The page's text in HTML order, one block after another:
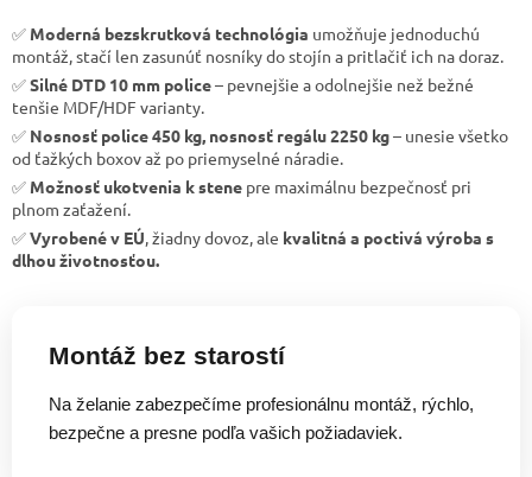
✅ Moderná bezskrutková technológia umožňuje jednoduchú
montáž, stačí len zasunúť nosníky do stojín a pritlačiť ich na doraz.
✅Silné DTD 10 mm police– pevnejšie a odolnejšie než bežné
tenšie MDF/HDF varianty.
✅ Nosnosť police 450 kg, nosnosť regálu 2250 kg– unesie všetko
od ťažkých boxov až po priemyselné náradie.
✅ Možnosť ukotvenia k stene pre maximálnu bezpečnosť pri
plnom zaťažení.
✅Vyrobené v EÚ , žiadny dovoz, ale kvalitná a poctivá výroba s
dlhou životnosťou.
Montáž bez starostí
Na želanie zabezpečíme profesionálnu montáž, rýchlo,
bezpečne a presne podľa vašich požiadaviek.